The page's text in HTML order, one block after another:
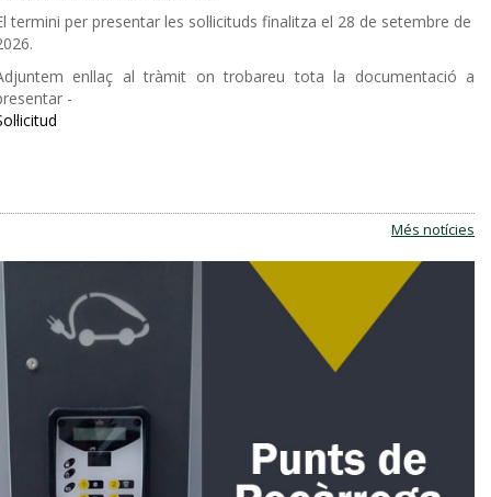
termini per presentar les sol·licituds finalitza el 28 de setembre de
enllaç al tràmit on trobareu tota la documentació a
-
Més notícies